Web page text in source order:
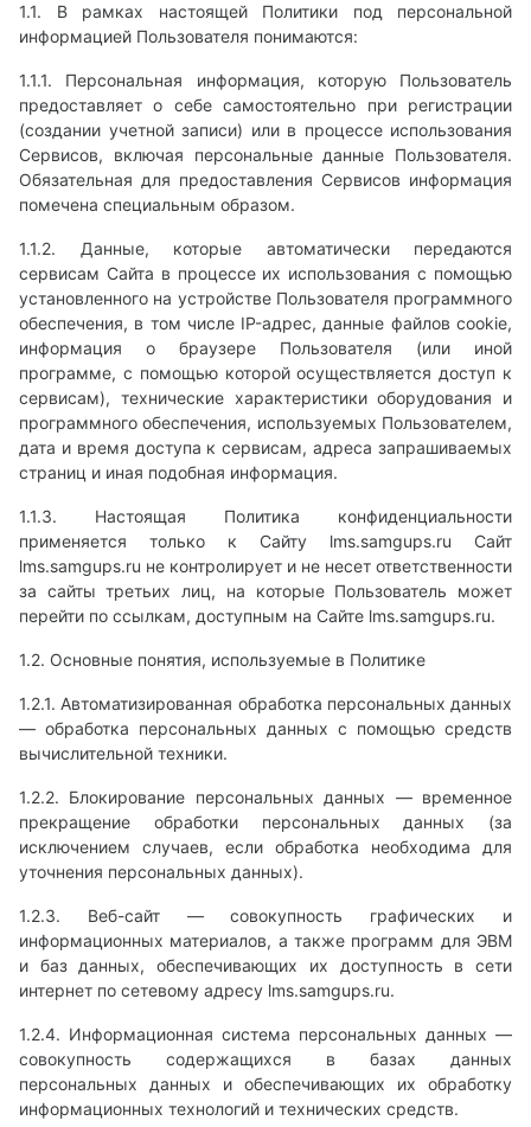
1.1. В рамках настоящей Политики под персональной
информацией Пользователя понимаются:
1.1.1. Персональная информация, которую Пользователь
предоставляет о себе самостоятельно при регистрации
(создании учетной записи) или в процессе использования
Сервисов, включая персональные данные Пользователя.
Обязательная для предоставления Сервисов информация
помечена специальным образом.
1.1.2. Данные, которые автоматически передаются
сервисам Сайта в процессе их использования с помощью
установленного на устройстве Пользователя программного
обеспечения, в том числе IP-адрес, данные файлов cookie,
информация о браузере Пользователя (или иной
программе, с помощью которой осуществляется доступ к
сервисам), технические характеристики оборудования и
программного обеспечения, используемых Пользователем,
дата и время доступа к сервисам, адреса запрашиваемых
страниц и иная подобная информация.
1.1.3. Настоящая Политика конфиденциальности
применяется только к Сайту lms.samgups.ru Сайт
lms.samgups.ru не контролирует и не несет ответственности
за сайты третьих лиц, на которые Пользователь может
перейти по ссылкам, доступным на Сайте lms.samgups.ru.
1.2. Основные понятия, используемые в Политике
1.2.1. Автоматизированная обработка персональных данных
— обработка персональных данных с помощью средств
вычислительной техники.
1.2.2. Блокирование персональных данных — временное
прекращение обработки персональных данных (за
исключением случаев, если обработка необходима для
уточнения персональных данных).
1.2.3. Веб-сайт — совокупность графических и
информационных материалов, а также программ для ЭВМ
и баз данных, обеспечивающих их доступность в сети
интернет по сетевому адресу lms.samgups.ru.
1.2.4. Информационная система персональных данных —
совокупность содержащихся в базах данных
персональных данных и обеспечивающих их обработку
информационных технологий и технических средств.